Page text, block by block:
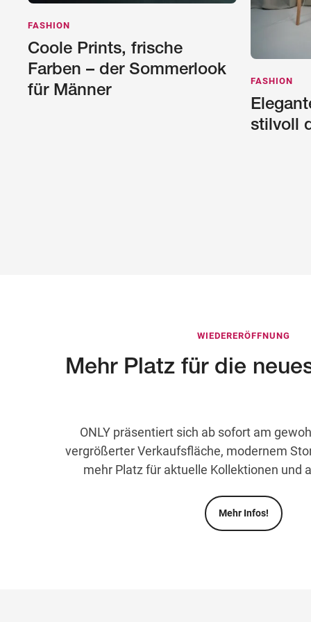
FASHION
Coole Prints, frische
Farben – der Sommerlook
für Männer
FASHION
stilvoll
WIEDERERÖFFNUNG
Mehr Platz für die
ONLY präsentiert sich ab sofort am
vergrößerter Verkaufsfläche, modernem
mehr Platz für aktuelle Kollektionen und
Mehr Infos!